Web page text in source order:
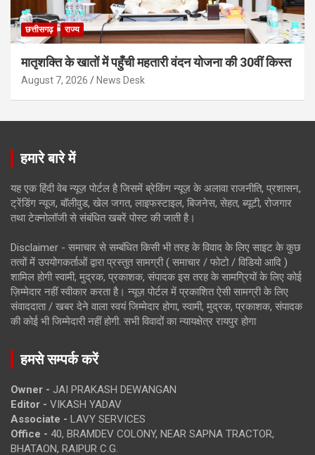
छत्तीसगढ़ राज्य
मातृशक्ति के खातों में पहुँची महतारी वंदन योजना की 30वीं किस्त
August 7, 2026 News Desk
हमारे बारे में
यह एक हिंदी वेब न्यूज़ पोर्टल है जिसमें ब्रेकिंग न्यूज़ के अलावा राजनीति, प्रशासन,
ट्रेंडिंग न्यूज, बॉलीवुड, खेल जगत, लाइफस्टाइल, बिजनेस, सेहत, ब्यूटी, रोजगार
तथा टेक्नोलॉजी से संबंधित खबरें पोस्ट की जाती है।
Disclaimer - समाचार से सम्बंधित किसी भी तरह के विवाद के लिए साइट के कुछ
तत्वों में उपयोगकर्ताओं द्वारा प्रस्तुत सामग्री ( समाचार / फोटो / विडियो आदि )
शामिल होगी स्वामी, मुद्रक, प्रकाशक, संपादक इस तरह के सामग्रियों के लिए कोई
ज़िम्मेदार नहीं स्वीकार करता है। न्यूज़ पोर्टल में प्रकाशित ऐसी सामग्री के लिए
संवाददाता / खबर देने वाला स्वयं जिम्मेदार होगा, स्वामी, मुद्रक, प्रकाशक, संपादक
की कोई भी जिम्मेदारी नहीं होगी. सभी विवादों का न्यायक्षेत्र रायपुर होगा
हमसे सम्पर्क करें
Owner - JAI PRAKASH DEWANGAN
Editor - VIKASH YADAV
Associate - LAVY SERVICES
Office - 40, BRAMDEV COLONY, NEAR SAPNA TRACTOR,
BHATAON, RAIPUR C.G.